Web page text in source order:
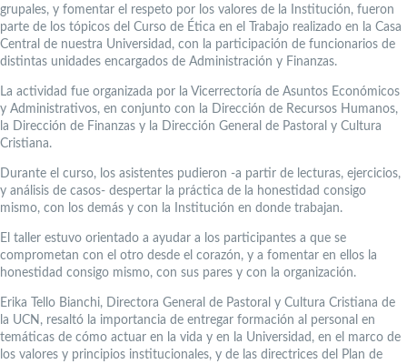
grupales, y fomentar el respeto por los valores de la Institución, fueron
parte de los tópicos del Curso de Ética en el Trabajo realizado en la Casa
Central de nuestra Universidad, con la participación de funcionarios de
distintas unidades encargados de Administración y Finanzas.
La actividad fue organizada por la Vicerrectoría de Asuntos Económicos
y Administrativos, en conjunto con la Dirección de Recursos Humanos,
la Dirección de Finanzas y la Dirección General de Pastoral y Cultura
Cristiana.
Durante el curso, los asistentes pudieron -a partir de lecturas, ejercicios,
y análisis de casos- despertar la práctica de la honestidad consigo
mismo, con los demás y con la Institución en donde trabajan.
El taller estuvo orientado a ayudar a los participantes a que se
comprometan con el otro desde el corazón, y a fomentar en ellos la
honestidad consigo mismo, con sus pares y con la organización.
Erika Tello Bianchi, Directora General de Pastoral y Cultura Cristiana de
la UCN, resaltó la importancia de entregar formación al personal en
temáticas de cómo actuar en la vida y en la Universidad, en el marco de
los valores y principios institucionales, y de las directrices del Plan de